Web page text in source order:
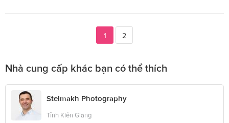
1 2
Nhà cung cấp khác bạn có thể thích
Stelmakh Photography
Tỉnh Kiên Giang